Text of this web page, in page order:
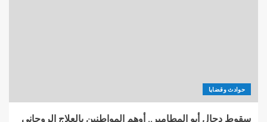
حوادث وقضايا
سقوط دجال أبو المطامير.. أوهم المواطنين بالعلاج الروحاني